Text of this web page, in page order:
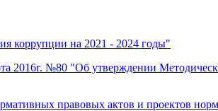
коррупции на 2021 - 2024 годы"
2016г. №80 "Об утверждении
правовых актов и проектов